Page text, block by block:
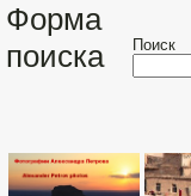
Форма
поиска
Поиск